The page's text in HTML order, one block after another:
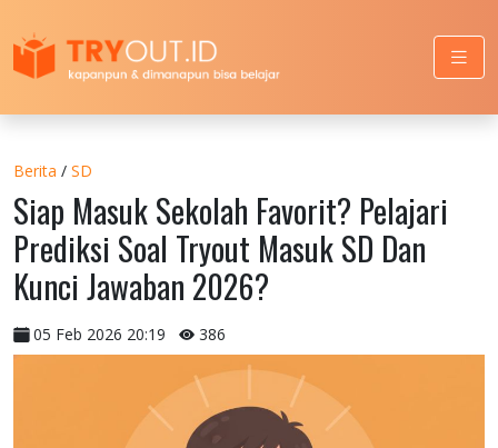
Berita / SD
Siap Masuk Sekolah Favorit? Pelajari
Prediksi Soal Tryout Masuk SD Dan
Kunci Jawaban 2026?
05 Feb 2026 20:19 386